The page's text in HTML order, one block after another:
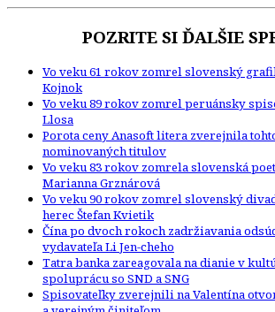
POZRITE SI ĎALŠIE
Vo veku 61 rokov zomrel slovenský
Kojnok
Vo veku 89 rokov zomrel peruánsky
Llosa
Porota ceny Anasoft litera zverejnila
nominovaných titulov
Vo veku 83 rokov zomrela slovenská
Marianna Grznárová
Vo veku 90 rokov zomrel slovenský
herec Štefan Kvietik
Čína po dvoch rokoch zadržiavania
vydavateľa Li Jen-cheho
Tatra banka zareagovala na dianie v
spoluprácu so SND a SNG
Spisovateľky zverejnili na Valentína